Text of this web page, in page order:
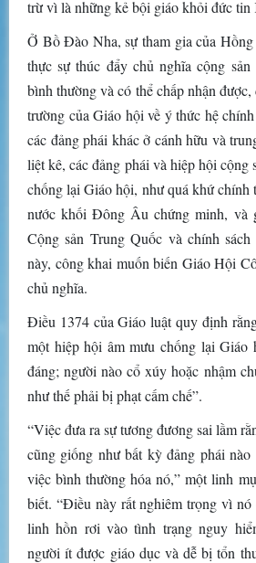
trừ vì là những kẻ bội giáo khỏi đức tin
Ở Bồ Đào Nha, sự tham gia của
thực sự thúc đẩy chủ nghĩa cộng
bình thường và có thể chấp nhận
trường của Giáo hội về ý thức hệ
các đảng phái khác ở cánh hữu và
liệt kê, các đảng phái và hiệp hội cộng
chống lại Giáo hội, như quá khứ
nước khối Đông Âu chứng minh, và
Cộng sản Trung Quốc và chính sách
này, công khai muốn biến Giáo Hội
chủ nghĩa.
Điều 1374 của Giáo luật quy định
một hiệp hội âm mưu chống lại Giáo
đáng; người nào cổ xúy hoặc nhậm
như thế phải bị phạt cấm chế”.
“Việc đưa ra sự tương đương sai lầm
cũng giống như bất kỳ đảng phái
việc bình thường hóa nó,” một linh
biết. “Điều này rất nghiêm trọng vì
linh hồn rơi vào tình trạng nguy
người ít được giáo dục và dễ bị tổn